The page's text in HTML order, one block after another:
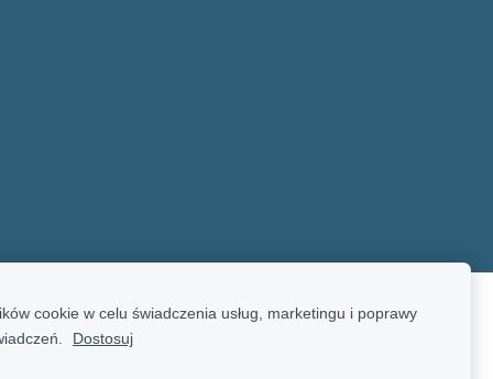
cookie w celu świadczenia usług, marketingu i poprawy
Dostosuj